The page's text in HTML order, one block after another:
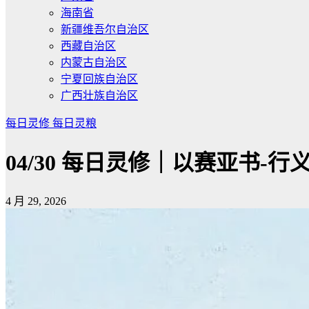
海南省
新疆维吾尔自治区
西藏自治区
内蒙古自治区
宁夏回族自治区
广西壮族自治区
每日灵修 每日灵粮
04/30 每日灵修｜以赛亚书-行
4 月 29, 2026